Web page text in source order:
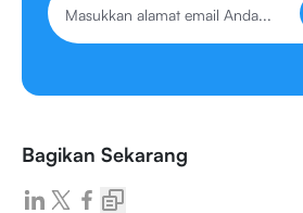
Bagikan Sekarang